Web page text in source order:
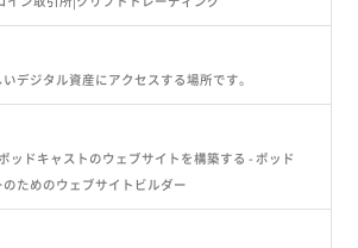
デジタル資産にアクセスする場所です。
ッドキャストのウェブサイトを構築する - ポッド
のためのウェブサイトビルダー